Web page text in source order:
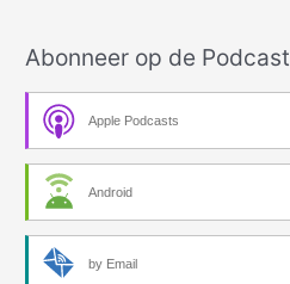
Abonneer op de Podcast
Apple Podcasts
Android
by Email